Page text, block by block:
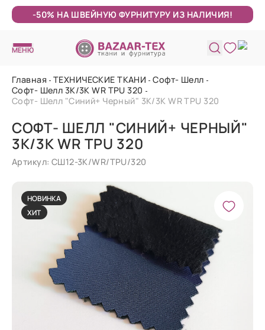
-50% НА ШВЕЙНУЮ ФУРНИТУРУ ИЗ НАЛИЧИЯ!
МЕНЮ
Главная ТЕХНИЧЕСКИЕ ТКАНИ
Софт- Шелл
Софт- Шелл 3K/3K WR TPU 320
Софт- Шелл "Синий+ Черный" 3K/3K WR TPU 320
СОФТ- ШЕЛЛ "СИНИЙ+ ЧЕРНЫЙ"
3K/3K WR TPU 320
Артикул: СШ12-3K/WR/TPU/320
НОВИНКА
ХИТ